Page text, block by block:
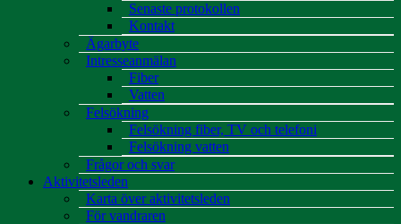
Senaste protokollen
Kontakt
Ägarbyte
Intresseanmälan
Fiber
Vatten
Felsökning
Felsökning fiber, TV och telefoni
Felsökning vatten
Frågor och svar
Aktivitetsleden
Karta över aktivitetsleden
För vandraren